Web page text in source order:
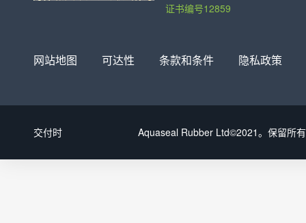
证书编号12859
网站地图 可达性 条款和条件 隐私政策
交付时 Aquaseal Rubber Ltd©2021。保留所